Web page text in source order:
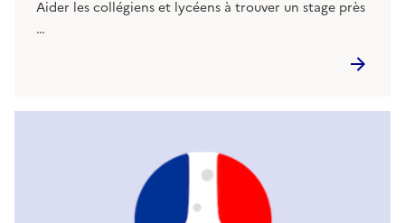
Aider les collégiens et lycéens à trouver un stage près
…